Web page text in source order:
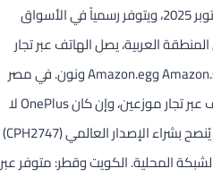
طُرح OnePlus 15 عالمياً في 28 أكتوبر 2025، ويتوفر رسمياً في الأسواق
العربية، يصل الهاتف عبر تجار
معتمدين وأسواق إلكترونية كـ Amazon.sa وAmazon.eg ونون. في مصر
والسعودية والإمارات يتوفر الهاتف عبر تجار موزعين، وإن كان OnePlus لا
يمتلك متاجر مباشرة في المنطقة. يُنصح بشراء الإصدار العالمي (CPH2747)
المحلية. الكويت وقطر: متوفر عبر